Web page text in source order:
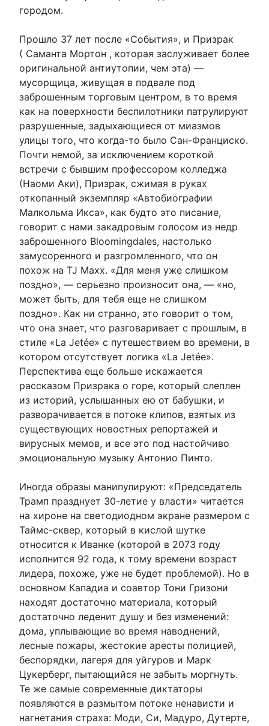
городом.
Прошло 37 лет после «События», и Призрак
( Саманта Мортон , которая заслуживает более
оригинальной антиутопии, чем эта) —
мусорщица, живущая в подвале под
заброшенным торговым центром, в то время
как на поверхности беспилотники патрулируют
разрушенные, задыхающиеся от миазмов
улицы того, что когда-то было Сан-Франциско.
Почти немой, за исключением короткой
встречи с бывшим профессором колледжа
(Наоми Аки), Призрак, сжимая в руках
откопанный экземпляр «Автобиографии
Малкольма Икса», как будто это писание,
говорит с нами закадровым голосом из недр
заброшенного Bloomingdales, настолько
замусоренного и разгромленного, что он
похож на TJ Maxx. «Для меня уже слишком
поздно», — серьезно произносит она, — «но,
может быть, для тебя еще не слишком
поздно». Как ни странно, это говорит о том,
что она знает, что разговаривает с прошлым, в
стиле «La Jetée» с путешествием во времени, в
котором отсутствует логика «La Jetée».
Перспектива еще больше искажается
рассказом Призрака о горе, который слеплен
из историй, услышанных ею от бабушки, и
разворачивается в потоке клипов, взятых из
существующих новостных репортажей и
вирусных мемов, и все это под настойчиво
эмоциональную музыку Антонио Пинто.
Иногда образы манипулируют: «Председатель
Трамп празднует 30-летие у власти» читается
на хироне на светодиодном экране размером с
Таймс-сквер, который в кислой шутке
относится к Иванке (которой в 2073 году
исполнится 92 года, к тому времени возраст
лидера, похоже, уже не будет проблемой). Но в
основном Кападиа и соавтор Тони Гризони
находят достаточно материала, который
достаточно леденит душу и без изменений:
дома, уплывающие во время наводнений,
лесные пожары, жестокие аресты полицией,
беспорядки, лагеря для уйгуров и Марк
Цукерберг, пытающийся не забыть моргнуть.
Те же самые современные диктаторы
появляются в размытом потоке ненависти и
нагнетания страха: Моди, Си, Мадуро, Дутерте,